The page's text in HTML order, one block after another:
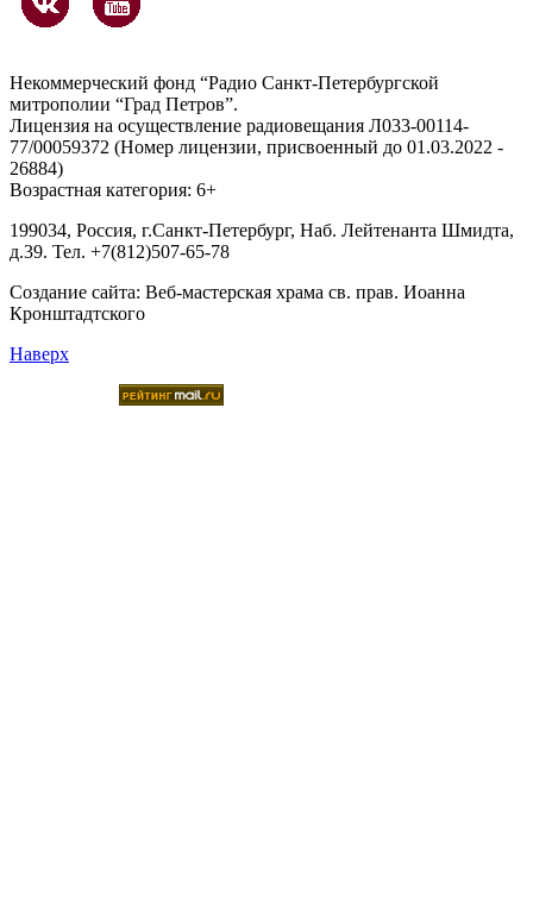
Некоммерческий фонд “Радио Санкт-Петербургской
митрополии “Град Петров”.
Лицензия на осуществление радиовещания Л033-00114-
77/00059372 (Номер лицензии, присвоенный до 01.03.2022 -
26884)
Возрастная категория: 6+
199034, Россия, г.Санкт-Петербург, Наб. Лейтенанта Шмидта,
д.39. Тел. +7(812)507-65-78
Создание сайта: Веб-мастерская храма св. прав. Иоанна
Кронштадтского
Наверх